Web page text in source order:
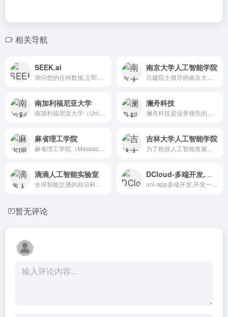
相关导航
SEEK.ai 南京大学人工智能学院
南加利福尼亚大学 澜舟科技
麻省理工学院 吉林大学人工智能学院
滴滴人工智能实验室 DCloud-多端开发,开发一次同时生成App、小程序、H5
暂无评论